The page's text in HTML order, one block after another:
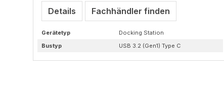
Details Fachhändler finden
Gerätetyp
Docking Station
Bustyp
USB 3.2 (Gen1) Type C